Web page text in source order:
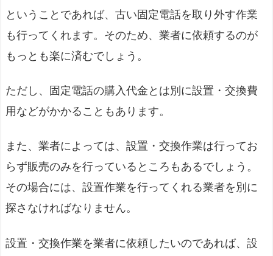
ということであれば、古い固定電話を取り外す作業
も行ってくれます。そのため、業者に依頼するのが
もっとも楽に済むでしょう。
ただし、固定電話の購入代金とは別に設置・交換費
用などがかかることもあります。
また、業者によっては、設置・交換作業は行ってお
らず販売のみを行っているところもあるでしょう。
その場合には、設置作業を行ってくれる業者を別に
探さなければなりません。
設置・交換作業を業者に依頼したいのであれば、設